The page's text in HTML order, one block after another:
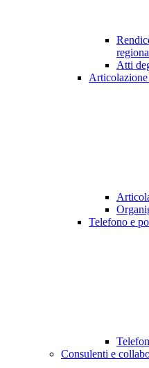
Atti
Telefono e
Consulenti e